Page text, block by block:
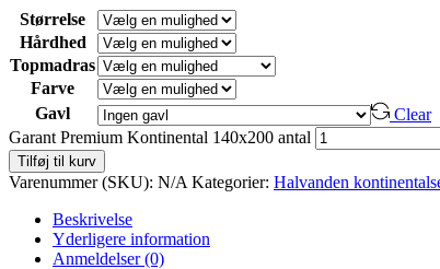
Størrelse
Hårdhed
Topmadras
Farve
Gavl
Clear
Garant Premium Kontinental 140x200 antal
Tilføj til kurv
Varenummer (SKU): N/A Kategorier: Halvanden
Beskrivelse
Yderligere information
Anmeldelser (0)